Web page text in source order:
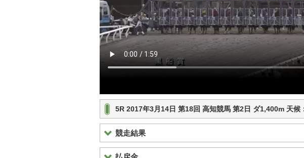
5R 2017年3月14日 第18回 高知競馬 第2日 ダ1,400m 天
競走結果